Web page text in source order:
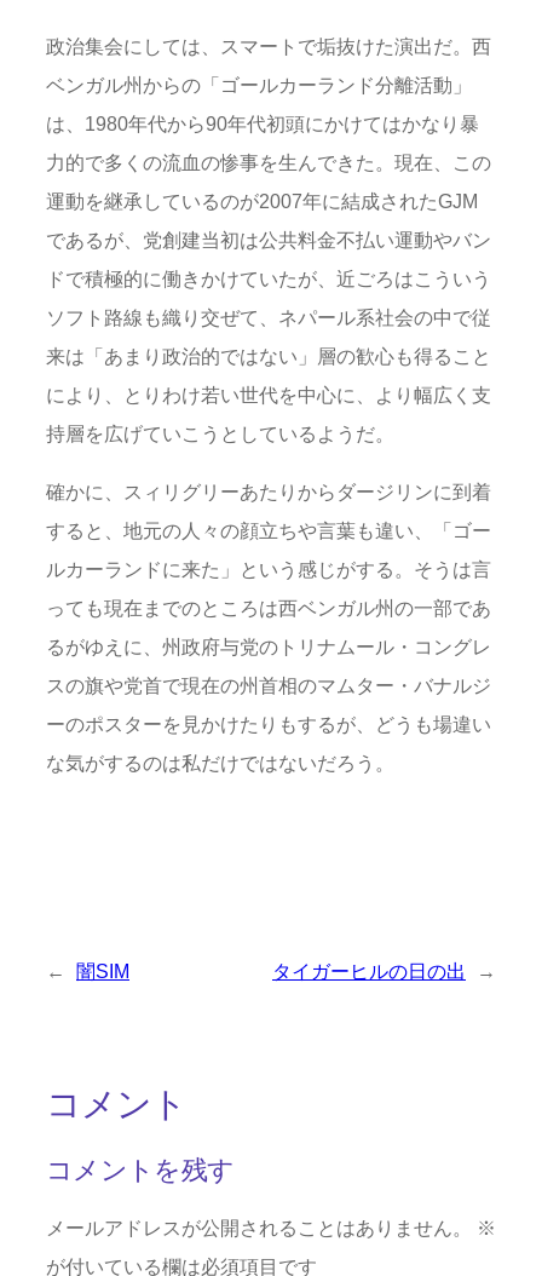
政治集会にしては、スマートで垢抜けた演出だ。西
ベンガル州からの「ゴールカーランド分離活動」
は、1980年代から90年代初頭にかけてはかなり暴
力的で多くの流血の惨事を生んできた。現在、この
運動を継承しているのが2007年に結成されたGJM
であるが、党創建当初は公共料金不払い運動やバン
ドで積極的に働きかけていたが、近ごろはこういう
ソフト路線も織り交ぜて、ネパール系社会の中で従
来は「あまり政治的ではない」層の歓心も得ること
により、とりわけ若い世代を中心に、より幅広く支
持層を広げていこうとしているようだ。
確かに、スィリグリーあたりからダージリンに到着
すると、地元の人々の顔立ちや言葉も違い、「ゴー
ルカーランドに来た」という感じがする。そうは言
っても現在までのところは西ベンガル州の一部であ
るがゆえに、州政府与党のトリナムール・コングレ
スの旗や党首で現在の州首相のマムター・バナルジ
ーのポスターを見かけたりもするが、どうも場違い
な気がするのは私だけではないだろう。
← 闇SIM タイガーヒルの日の出 →
コメント
コメントを残す
メールアドレスが公開されることはありません。
※
が付いている欄は必須項目です